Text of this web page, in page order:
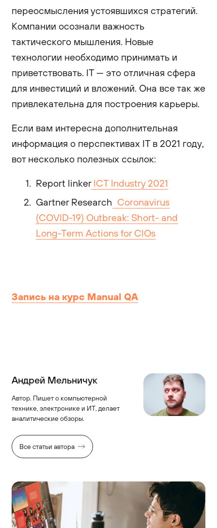
переосмысления устоявшихся стратегий.
Компании осознали важность
тактического мышления. Новые
технологии необходимо принимать и
приветствовать. IT — это отличная сфера
для инвестиций и вложений. Она все так же
привлекательна для построения карьеры.
Если вам интересна дополнительная
информация о перспективах IT в 2021 году,
вот несколько полезных ссылок:
Report linkerICT Industry 2021
Gartner Research Coronavirus
(COVID-19) Outbreak: Short- and
Long-Term Actions for CIOs
Запись на курс Manual QA
Андрей Мельничук
Автор. Пишет о компьютерной
технике, электронике и ИТ, делает
аналитические обзоры.
Все статьи автора